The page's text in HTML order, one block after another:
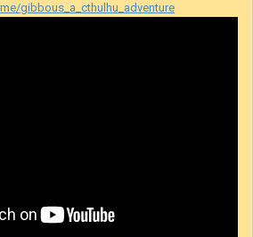
gibbous_a_cthulhu_adventure